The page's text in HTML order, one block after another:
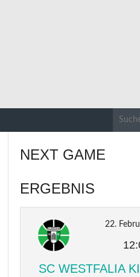
NEXT GAME
ERGEBNIS
22.
SC WESTFALIA